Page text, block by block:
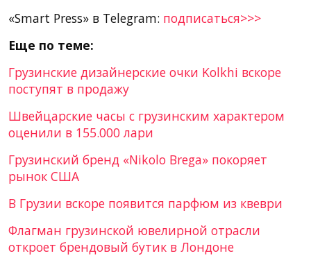
«Smart Press» в Telegram: подписаться>>>
Еще по теме:
Грузинские дизайнерские очки Kolkhi вскоре
поступят в продажу
Швейцарские часы с грузинским характером
оценили в 155.000 лари
Грузинский бренд «Nikolo Brega» покоряет
рынок США
В Грузии вскоре появится парфюм из квеври
Флагман грузинской ювелирной отрасли
откроет брендовый бутик в Лондоне